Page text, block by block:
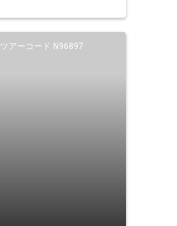
ツアーコード N96897